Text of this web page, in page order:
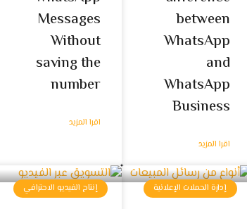
between
WhatsApp
and
WhatsApp
Business
اقرا المزيد
Messages
Without
saving the
number
اقرا المزيد
إدارة الحملات الإعلانية إنتاج الفيديو الاحترافي